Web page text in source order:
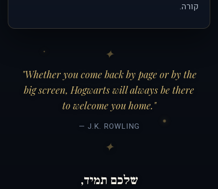
קורה.
"Whether you come back by page or by the
big screen, Hogwarts will always be there
to welcome you home."
— J.K. ROWLING
שלכם תמיד,